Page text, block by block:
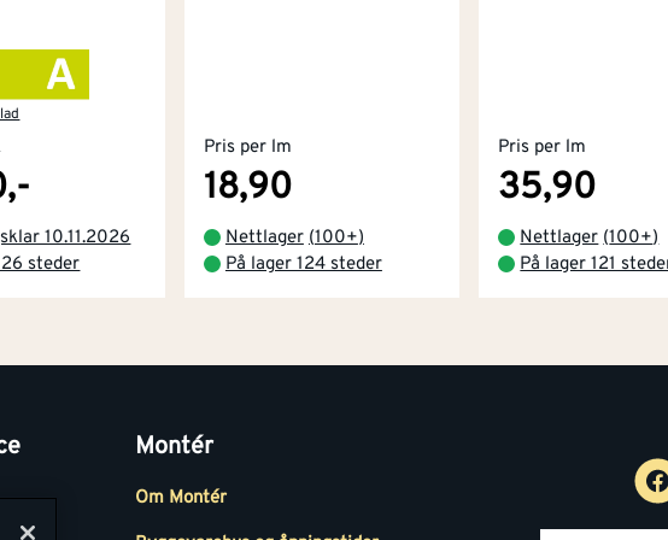
10.11.2026
steder
Pris per lm
18,90
Nettlager (100+)
På lager 124 steder
Pris per lm
35,90
Nettlager (100+)
På lager 121
Montér
Om Montér